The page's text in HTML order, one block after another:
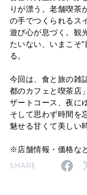
喫
茶
店
｜
朝
か
ら
ス
イ
りが漂う。老舗喫茶
の手でつくられるス
遊び心が息づく。観
たいない、いまこそ
る。
今回は、食と旅の雑
都のカフェと喫茶店
ザートコース、夜に
そして思わず時間
魅せる甘くて美しい
※店舗情報・価格な
SHARE